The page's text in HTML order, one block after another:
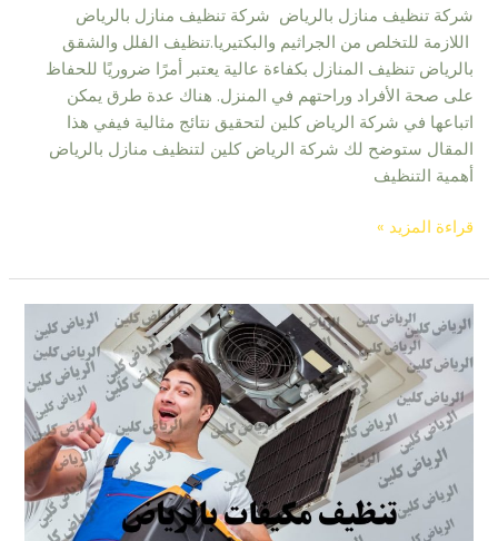
شركة تنظيف منازل بالرياض شركة تنظيف منازل بالرياض
اللازمة للتخلص من الجراثيم والبكتيريا.تنظيف الفلل والشقق
بالرياض تنظيف المنازل بكفاءة عالية يعتبر أمرًا ضروريًا للحفاظ
على صحة الأفراد وراحتهم في المنزل. هناك عدة طرق يمكن
اتباعها في شركة الرياض كلين لتحقيق نتائج مثالية فيفي هذا
المقال ستوضح لك شركة الرياض كلين لتنظيف منازل بالرياض
أهمية التنظيف
قراءة المزيد »
شركة
تنظيف
مكيفات
بالرياض